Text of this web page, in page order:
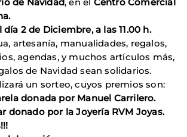
día 2 de Diciembre, a las 11.00 h.
artesanía, manualidades, regalos,
agendas, y muchos artículos más,
de Navidad sean solidarios.
un sorteo, cuyos premios son:
donada por Manuel Carrilero.
donado por la Joyería RVM Joyas.